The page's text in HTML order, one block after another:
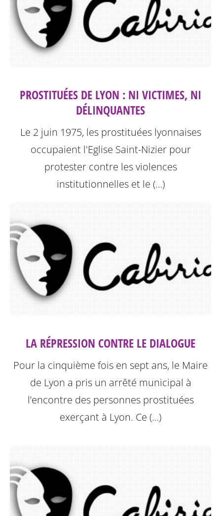
PROSTITUÉES DE LYON : NI VICTIMES, NI
DÉLINQUANTES
Le 2 juin 1975, les prostituées lyonnaises
occupaient l'Eglise Saint-Nizier pour
protester contre les violences
institutionnelles et le (…)
LA RÉPRESSION CONTRE LE DIALOGUE
Pour la cinquième fois en sept ans, le Maire
de Lyon a pris un arrêté municipal à
l’encontre des personnes prostituées
exerçant à Lyon. Ce (…)